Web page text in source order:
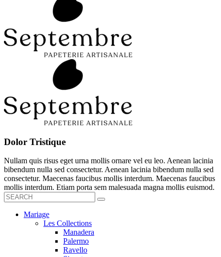
Dolor Tristique
Nullam quis risus eget urna mollis ornare vel eu leo. Aenean lacinia
bibendum nulla sed consectetur. Aenean lacinia bibendum nulla sed
consectetur. Maecenas faucibus mollis interdum. Maecenas faucibus
mollis interdum. Etiam porta sem malesuada magna mollis euismod.
Mariage
Les Collections
Manadera
Palermo
Ravello